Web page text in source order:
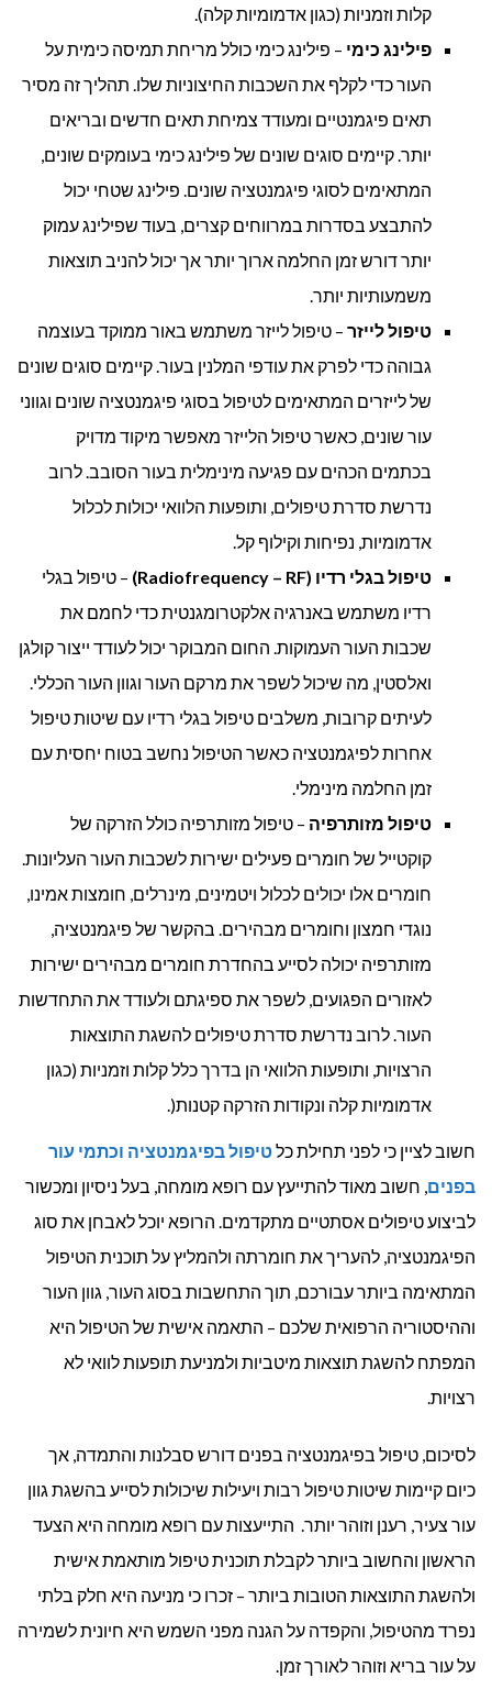
קלות וזמניות (כגון אדמומיות קלה).
פילינג כימי – פילינג כימי כולל מריחת תמיסה כימית על
העור כדי לקלף את השכבות החיצוניות שלו. תהליך זה מסיר
תאים פיגמנטיים ומעודד צמיחת תאים חדשים ובריאים
יותר. קיימים סוגים שונים של פילינג כימי בעומקים שונים,
המתאימים לסוגי פיגמנטציה שונים. פילינג שטחי יכול
להתבצע בסדרות במרווחים קצרים, בעוד שפילינג עמוק
יותר דורש זמן החלמה ארוך יותר אך יכול להניב תוצאות
משמעותיות יותר.
טיפול לייזר – טיפול לייזר משתמש באור ממוקד בעוצמה
גבוהה כדי לפרק את עודפי המלנין בעור. קיימים סוגים שונים
של לייזרים המתאימים לטיפול בסוגי פיגמנטציה שונים וגווני
עור שונים, כאשר טיפול הלייזר מאפשר מיקוד מדויק
בכתמים הכהים עם פגיעה מינימלית בעור הסובב. לרוב
נדרשת סדרת טיפולים, ותופעות הלוואי יכולות לכלול
אדמומיות, נפיחות וקילוף קל.
טיפול בגלי רדיו (Radiofrequency – RF)
– טיפול בגלי
רדיו משתמש באנרגיה אלקטרומגנטית כדי לחמם את
שכבות העור העמוקות. החום המבוקר יכול לעודד ייצור קולגן
ואלסטין, מה שיכול לשפר את מרקם העור וגוון העור הכללי.
לעיתים קרובות, משלבים טיפול בגלי רדיו עם שיטות טיפול
אחרות לפיגמנטציה כאשר הטיפול נחשב בטוח יחסית עם
זמן החלמה מינימלי.
טיפול מזותרפיה – טיפול מזותרפיה כולל הזרקה של
קוקטייל של חומרים פעילים ישירות לשכבות העור העליונות.
חומרים אלו יכולים לכלול ויטמינים, מינרלים, חומצות אמינו,
נוגדי חמצון וחומרים מבהירים. בהקשר של פיגמנטציה,
מזותרפיה יכולה לסייע בהחדרת חומרים מבהירים ישירות
לאזורים הפגועים, לשפר את ספיגתם ולעודד את התחדשות
העור. לרוב נדרשת סדרת טיפולים להשגת התוצאות
הרצויות, ותופעות הלוואי הן בדרך כלל קלות וזמניות (כגון
אדמומיות קלה ונקודות הזרקה קטנות(.
חשוב לציין כי לפני תחילת כלטיפול בפיגמנטציה וכתמי עור
בפנים, חשוב מאוד להתייעץ עם רופא מומחה, בעל ניסיון ומכשור
לביצוע טיפולים אסתטיים מתקדמים. הרופא יוכל לאבחן את סוג
הפיגמנטציה, להעריך את חומרתה ולהמליץ על תוכנית הטיפול
המתאימה ביותר עבורכם, תוך התחשבות בסוג העור, גוון העור
וההיסטוריה הרפואית שלכם – התאמה אישית של הטיפול היא
המפתח להשגת תוצאות מיטביות ולמניעת תופעות לוואי לא
רצויות.
לסיכום, טיפול בפיגמנטציה בפנים דורש סבלנות והתמדה, אך
כיום קיימות שיטות טיפול רבות ויעילות שיכולות לסייע בהשגת גוון
עור צעיר, רענן וזוהר יותר. התייעצות עם רופא מומחה היא הצעד
הראשון והחשוב ביותר לקבלת תוכנית טיפול מותאמת אישית
ולהשגת התוצאות הטובות ביותר – זכרו כי מניעה היא חלק בלתי
נפרד מהטיפול, והקפדה על הגנה מפני השמש היא חיונית לשמירה
על עור בריא וזוהר לאורך זמן.